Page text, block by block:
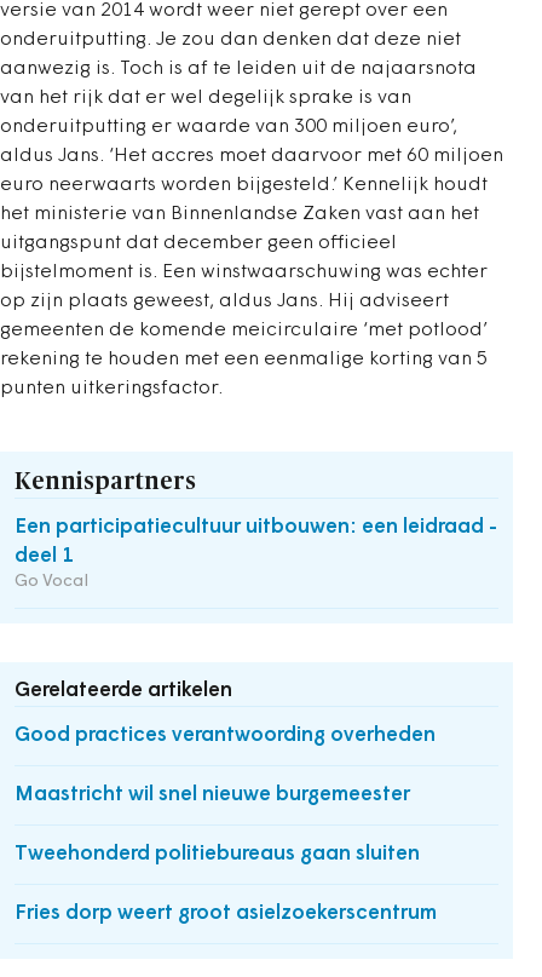
versie van 2014 wordt weer niet gerept over een
onderuitputting. Je zou dan denken dat deze niet
aanwezig is. Toch is af te leiden uit de najaarsnota
van het rijk dat er wel degelijk sprake is van
onderuitputting er waarde van 300 miljoen euro’,
aldus Jans. ‘Het accres moet daarvoor met 60 miljoen
euro neerwaarts worden bijgesteld.’ Kennelijk houdt
het ministerie van Binnenlandse Zaken vast aan het
uitgangspunt dat december geen officieel
bijstelmoment is. Een winstwaarschuwing was echter
op zijn plaats geweest, aldus Jans. Hij adviseert
gemeenten de komende meicirculaire ‘met potlood’
rekening te houden met een eenmalige korting van 5
punten uitkeringsfactor.
Kennispartners
Een participatiecultuur uitbouwen: een leidraad -
deel 1
Go Vocal
Gerelateerde artikelen
Good practices verantwoording overheden
Maastricht wil snel nieuwe burgemeester
Tweehonderd politiebureaus gaan sluiten
Fries dorp weert groot asielzoekerscentrum